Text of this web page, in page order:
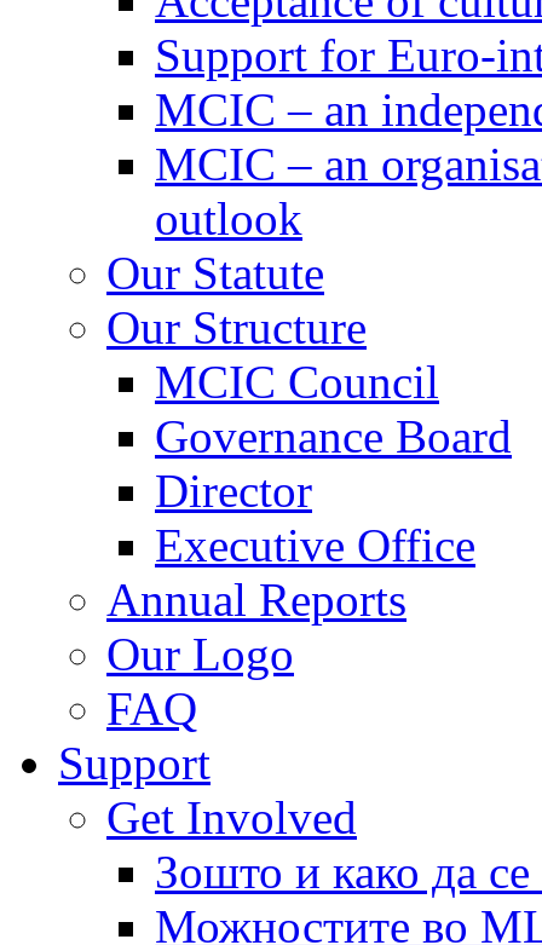
Support for Euro-
MCIC – an
MCIC – an
outlook
Our Statute
Our Structure
MCIC Council
Governance Board
Director
Executive Office
Annual Reports
Our Logo
FAQ
Support
Get Involved
Зошто и како да
Можностите во